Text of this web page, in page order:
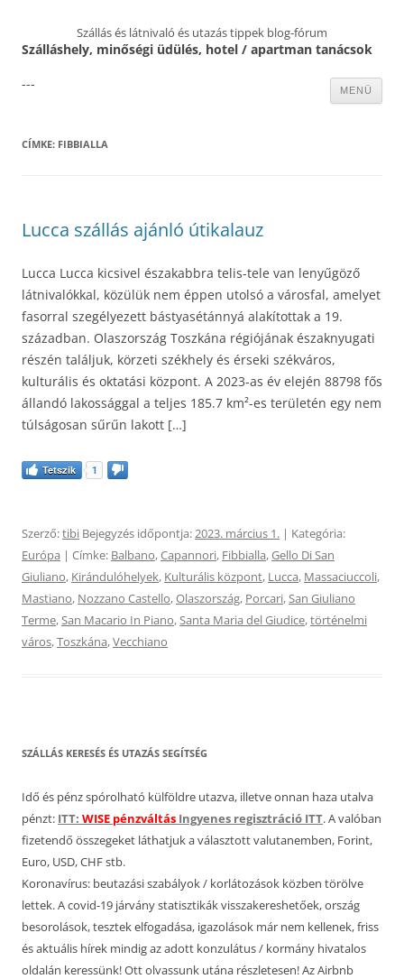
Szállás és látnivaló és utazás tippek blog-fórum
Szálláshely, minőségi üdülés, hotel / apartman tanácsok
MENÜ
---
CÍMKE: FIBBIALLA
Lucca szállás ajánló útikalauz
Lucca Lucca kicsivel északabbra telis-tele van lenyűgöző
látnivalókkal, közülük nem éppen utolsó a városfal, amelyet
fasorral szegélyezett bástyasétánnyá alakítottak a 19.
században. Olaszország Toszkána régiójának északnyugati
részén találjuk, körzeti székhely és érseki székváros,
kulturális és oktatási központ. A 2023-as év elején 88798 fős
állandó lakossággal a teljes 185.7 km²-es területén egy nem
túlságosan sűrűn lakott […]
Tetszik 1
Szerző:tibi Bejegyzés időpontja:2023. március 1. | Kategória:
Európa | Címke: Balbano,Capannori, Fibbialla,Gello Di San
Giuliano, Kirándulóhelyek, Kulturális központ, Lucca, Massaciuccoli,
Mastiano, Nozzano Castello,Olaszország, Porcari,San Giuliano
Terme,San Macario In Piano,Santa Maria del Giudice,történelmi
város,Toszkána,Vecchiano
SZÁLLÁS KERESÉS ÉS UTAZÁS SEGÍTSÉG
Idő és pénz spórolható külföldre utazva, illetve onnan haza utalva
pénzt: ITT: WISE pénzváltás Ingyenes regisztráció ITT. A valóban
fizetendő összegeket láthatjuk a választott valutanemben, Forint,
Euro, USD, CHF stb.
Koronavírus: beutazási szabályok / korlátozások közben törölve
lettek. A covid-19 járvány statisztikák visszakereshetőek, ország
besorolások, tesztek elfogadása, igazolások már nem kellenek, friss
és aktuális hírek mindig az adott konzulátus / kormány hivatalos
oldalán keressünk! Ott olvassunk utána részletesen! Az Airbnb